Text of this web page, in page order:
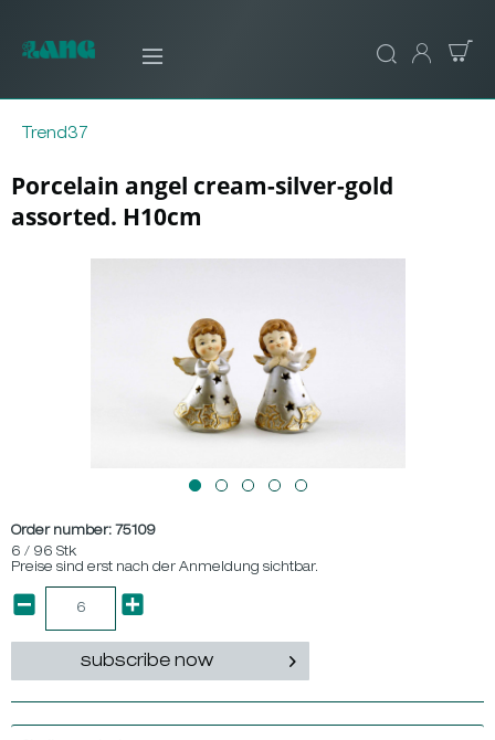
Trend37
Porcelain angel cream-silver-gold
assorted. H10cm
Order number: 75109
6 / 96 Stk
Preise sind erst nach der Anmeldung sichtbar.
subscribe now